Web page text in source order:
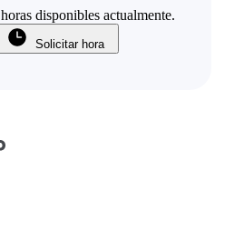
disponibles actualmente.
Solicitar hora